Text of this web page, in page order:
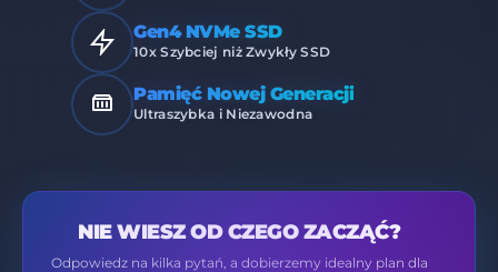
Gen4 NVMe SSD
10x Szybciej niż Zwykły SSD
Pamięć Nowej Generacji
Ultraszybka i Niezawodna
NIE WIESZ OD CZEGO ZACZĄĆ?
Odpowiedz na kilka pytań, a dobierzemy idealny plan dla